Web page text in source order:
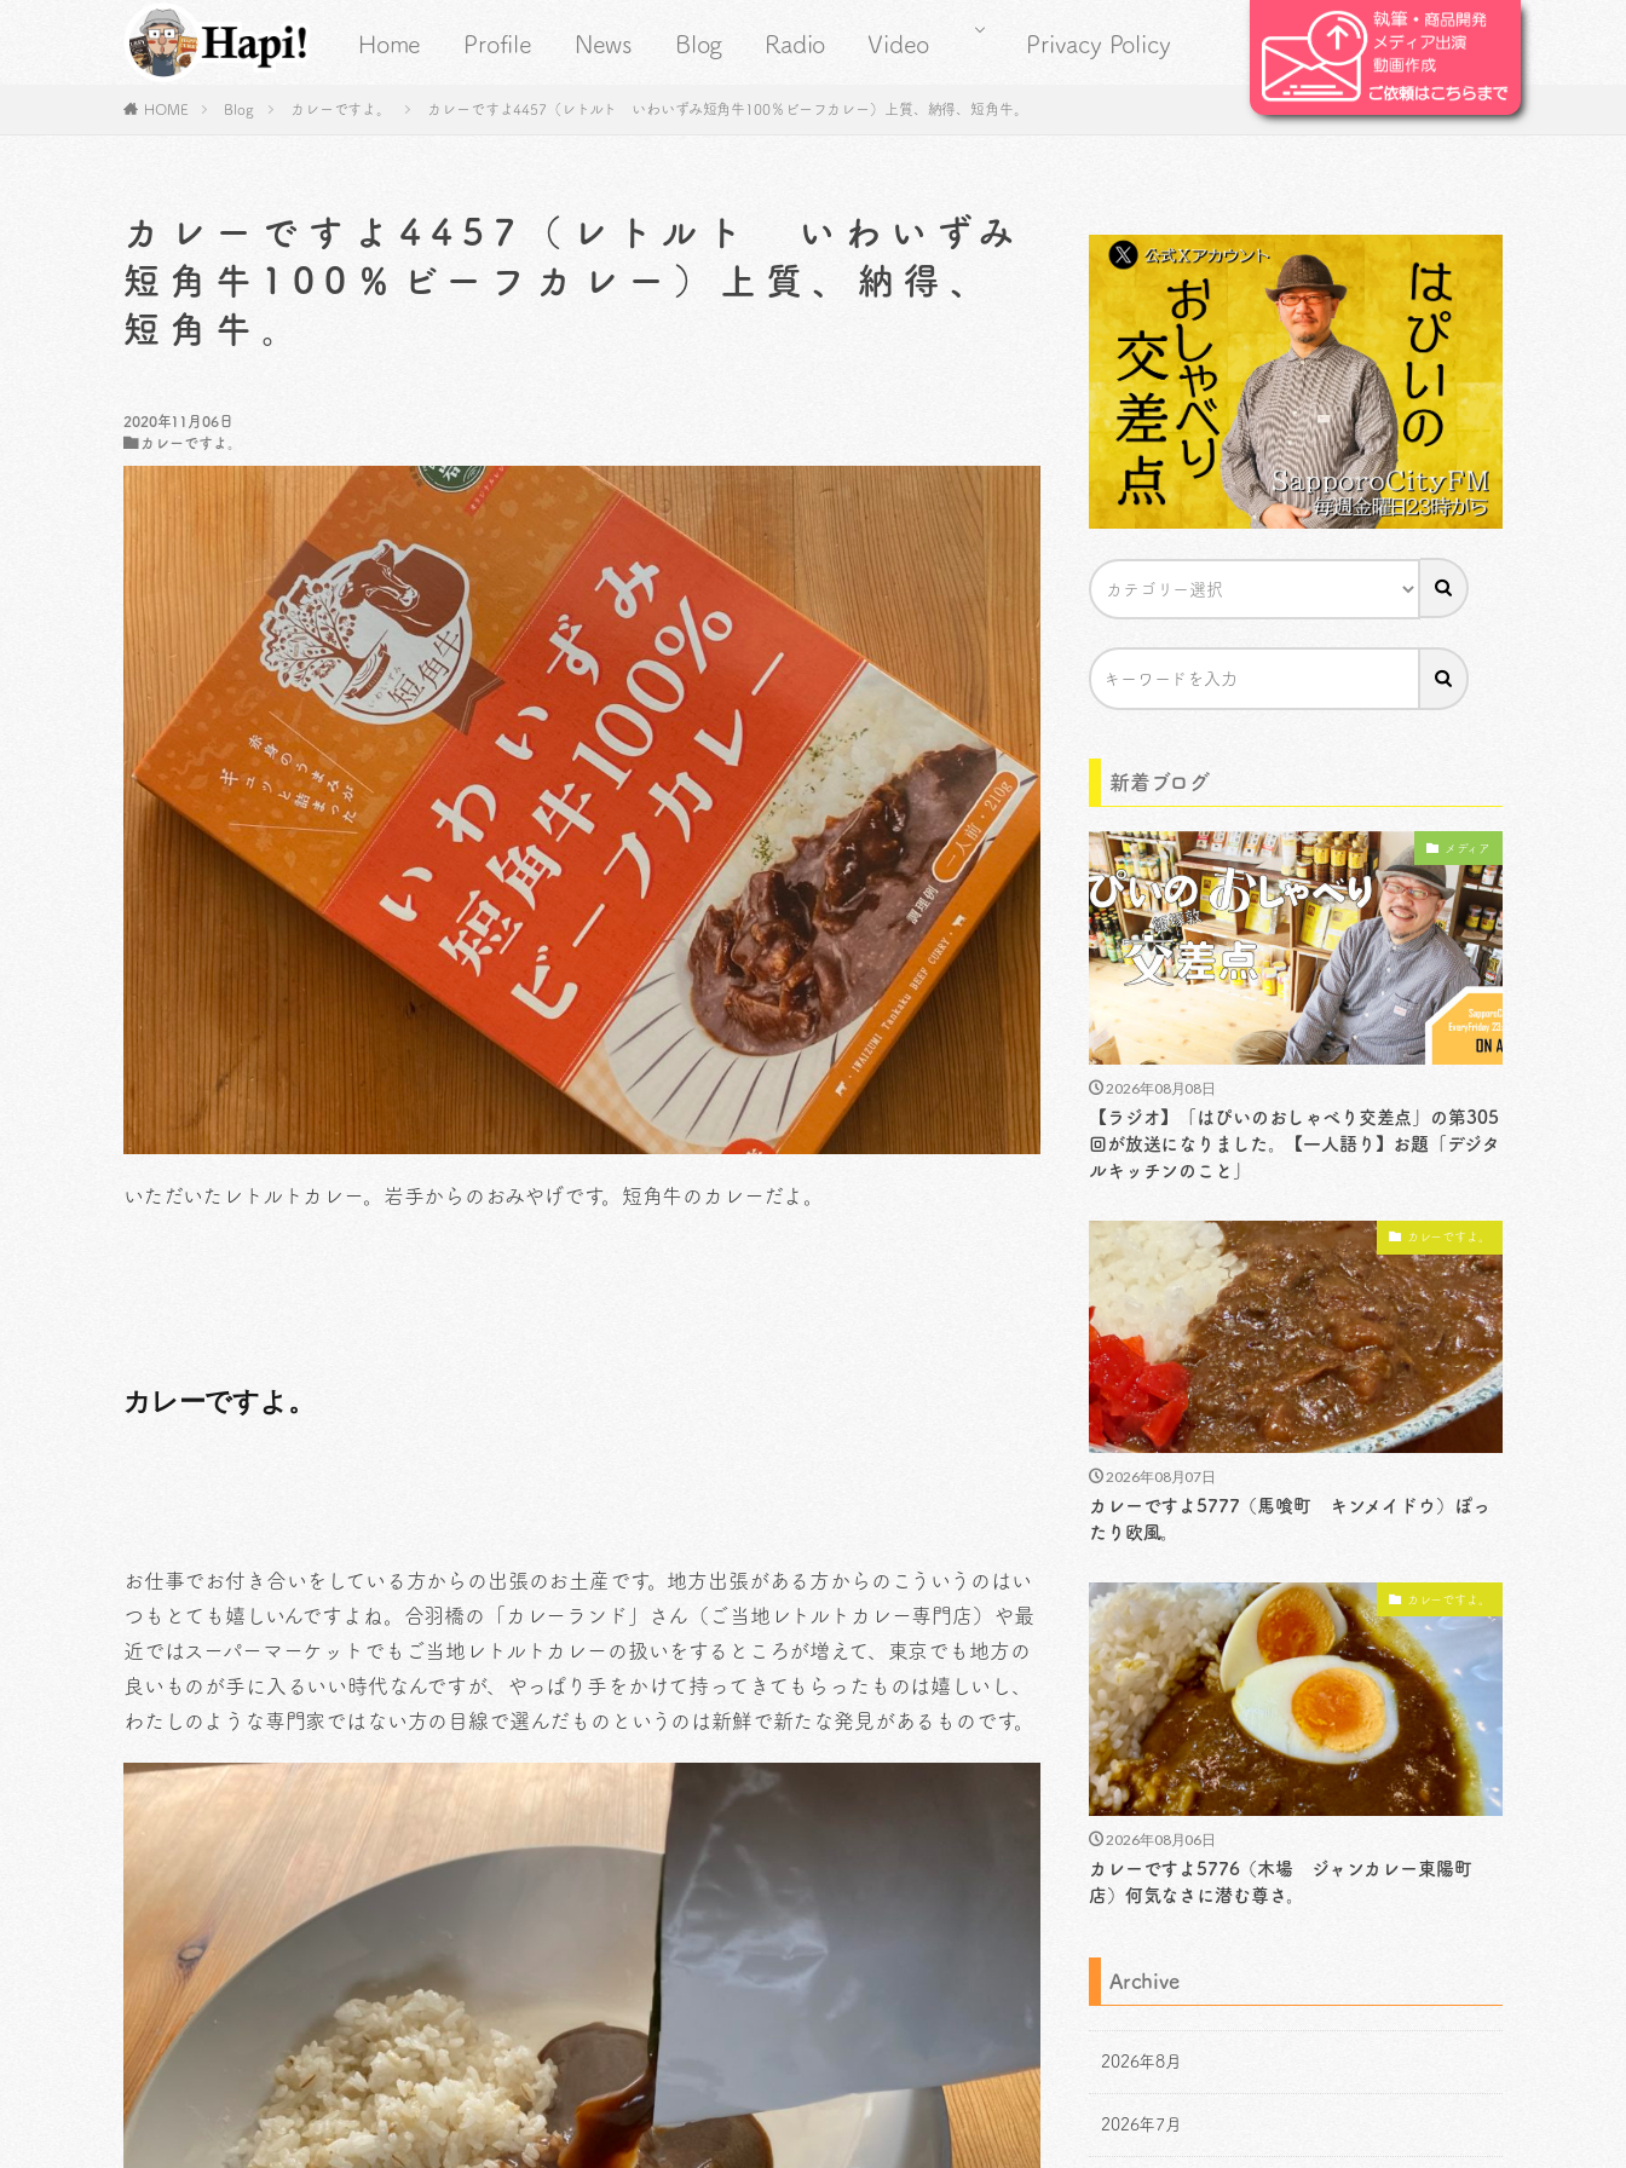
Home Profile News Blog Radio Video Privacy Policy
HOME Blog カレーですよ。 カレーですよ4457（レトルト いわいずみ短角牛100％ビーフカレー）上質、納得、短角牛。
カレーですよ4457（レトルト いわいずみ
短角牛100％ビーフカレー）上質、納得、
短角牛。
2020年11月06日
カレーですよ。
いただいたレトルトカレー。岩手からのおみやげです。短角牛のカレーだよ。
カレーですよ。
お仕事でお付き合いをしている方からの出張のお土産です。地方出張がある方からのこういうのはい
つもとても嬉しいんですよね。合羽橋の「カレーランド」さん（ご当地レトルトカレー専門店）や最
近ではスーパーマーケットでもご当地レトルトカレーの扱いをするところが増えて、東京でも地方の
良いものが手に入るいい時代なんですが、やっぱり手をかけて持ってきてもらったものは嬉しいし、
わたしのような専門家ではない方の目線で選んだものというのは新鮮で新たな発見があるものです。
新着ブログ
メディア
2026年08月08日
【ラジオ】「はぴいのおしゃべり交差点」の第305
回が放送になりました。【一人語り】お題「デジタ
ルキッチンのこと」
カレーですよ。
2026年08月07日
カレーですよ5777（馬喰町 キンメイドウ）ぽっ
たり欧風。
カレーですよ。
2026年08月06日
カレーですよ5776（木場 ジャンカレー東陽町
店）何気なさに潜む尊さ。
Archive
2026年8月
2026年7月